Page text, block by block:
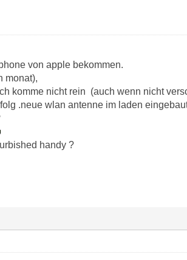
von apple bekommen.
monat),
komme nicht rein (auch wenn nicht
.neue wlan antenne im laden
handy ?